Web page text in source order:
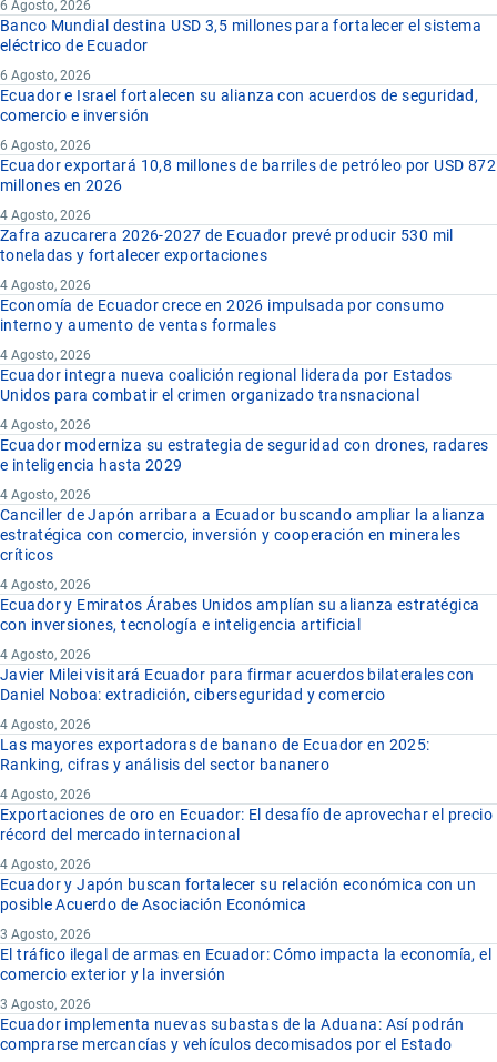
6 Agosto, 2026
Banco Mundial destina USD 3,5 millones para fortalecer el sistema
eléctrico de Ecuador
6 Agosto, 2026
Ecuador e Israel fortalecen su alianza con acuerdos de seguridad,
comercio e inversión
6 Agosto, 2026
Ecuador exportará 10,8 millones de barriles de petróleo por USD 872
millones en 2026
4 Agosto, 2026
Zafra azucarera 2026-2027 de Ecuador prevé producir 530 mil
toneladas y fortalecer exportaciones
4 Agosto, 2026
Economía de Ecuador crece en 2026 impulsada por consumo
interno y aumento de ventas formales
4 Agosto, 2026
Ecuador integra nueva coalición regional liderada por Estados
Unidos para combatir el crimen organizado transnacional
4 Agosto, 2026
Ecuador moderniza su estrategia de seguridad con drones, radares
e inteligencia hasta 2029
4 Agosto, 2026
Canciller de Japón arribara a Ecuador buscando ampliar la alianza
estratégica con comercio, inversión y cooperación en minerales
críticos
4 Agosto, 2026
Ecuador y Emiratos Árabes Unidos amplían su alianza estratégica
con inversiones, tecnología e inteligencia artificial
4 Agosto, 2026
Javier Milei visitará Ecuador para firmar acuerdos bilaterales con
Daniel Noboa: extradición, ciberseguridad y comercio
4 Agosto, 2026
Las mayores exportadoras de banano de Ecuador en 2025:
Ranking, cifras y análisis del sector bananero
4 Agosto, 2026
Exportaciones de oro en Ecuador: El desafío de aprovechar el precio
récord del mercado internacional
4 Agosto, 2026
Ecuador y Japón buscan fortalecer su relación económica con un
posible Acuerdo de Asociación Económica
3 Agosto, 2026
El tráfico ilegal de armas en Ecuador: Cómo impacta la economía, el
comercio exterior y la inversión
3 Agosto, 2026
Ecuador implementa nuevas subastas de la Aduana: Así podrán
comprarse mercancías y vehículos decomisados por el Estado